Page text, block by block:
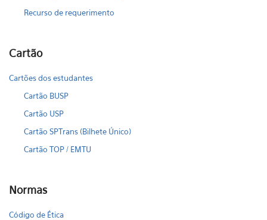
Recurso de requerimento
Cartão
Cartões dos estudantes
Cartão BUSP
Cartão USP
Cartão SPTrans (Bilhete Único)
Cartão TOP / EMTU
Normas
Código de Ética